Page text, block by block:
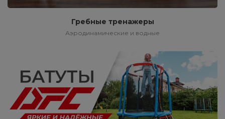
Гребные тренажеры
Аэродинамические и водные